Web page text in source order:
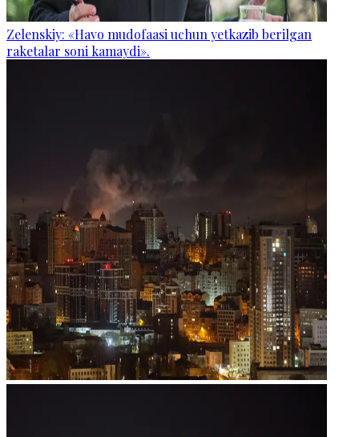
Zelenskiy: «Havo mudofaasi uchun yetkazib berilgan
raketalar soni kamaydi».